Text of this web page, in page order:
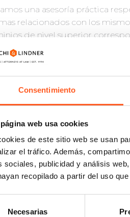
Consentimiento
web usa cookies
de este sitio web se usan
el tráfico. Además,
sociales, publicidad y análisis
recopilado a partir del uso
Necesarias
una asesoría práctica
relacionados con los
de nivel superior
y renovación de nombres de
acuerdos para transferir
y representamos a
en materia de
la Asignación de Nombres
de resolución de